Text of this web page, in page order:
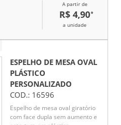
A partir de
R$ 4,90*
a unidade
ESPELHO DE MESA OVAL
PLÁSTICO
PERSONALIZADO
COD.: 16596
Espelho de mesa oval giratório
com face dupla sem aumento e